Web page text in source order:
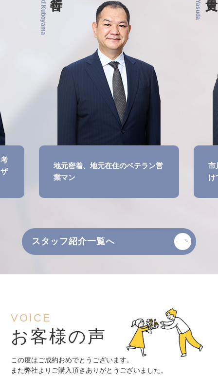
地元密着、地元在住のベテラン営
業マン
市
け
スタッフ紹介一覧へ
VOICE
お客様の声
この度はご成約おめでとうございます。
また弊社よりご購入頂きありがとうございました。